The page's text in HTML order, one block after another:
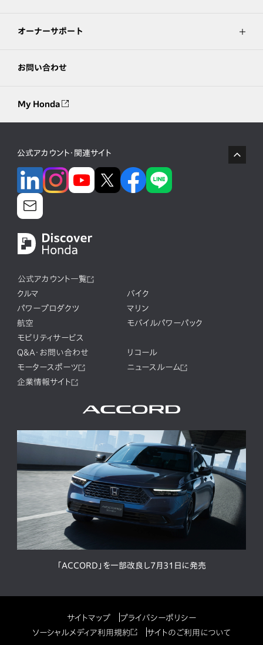
オーナーサポート
お問い合わせ
My Honda
公式アカウント・関連サイト
公式アカウント一覧
クルマ
バイク
パワープロダクツ
マリン
航空
モバイルパワーパック
モビリティサービス
Q&A・お問い合わせ
リコール
モータースポーツ
ニュースルーム
企業情報サイト
「ACCORD」を一部改良し7月31日に発売
サイトマップ
プライバシーポリシー
ソーシャルメディア利用規約
サイトのご利用について